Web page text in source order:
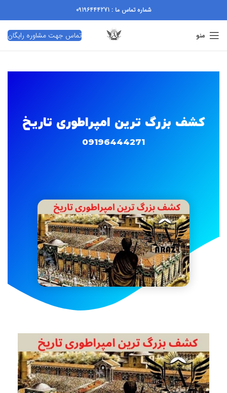
شماره تماس ما : 09196444271
منو تماس جهت مشاوره رایگان
کشف بزرگ ترین امپراطوری تاریخ
09196444271